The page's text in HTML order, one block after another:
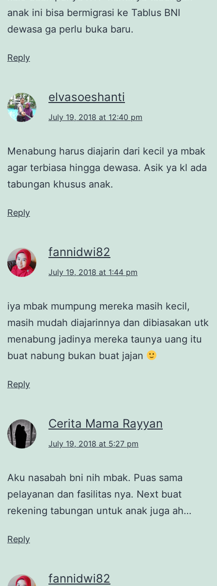
anak ini bisa bermigrasi ke Tablus BNI
dewasa ga perlu buka baru.
Reply
elvasoeshanti
July 19, 2018 at 12:40 pm
Menabung harus diajarin dari kecil ya mbak
agar terbiasa hingga dewasa. Asik ya kl ada
tabungan khusus anak.
Reply
fannidwi82
July 19, 2018 at 1:44 pm
iya mbak mumpung mereka masih kecil,
masih mudah diajarinnya dan dibiasakan utk
menabung jadinya mereka taunya uang itu
buat nabung bukan buat jajan
Reply
Cerita Mama Rayyan
July 19, 2018 at 5:27 pm
Aku nasabah bni nih mbak. Puas sama
pelayanan dan fasilitas nya. Next buat
rekening tabungan untuk anak juga ah…
Reply
fannidwi82